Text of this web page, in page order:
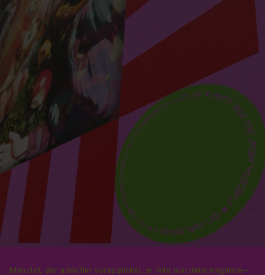
Men det, der adskiller vores plakat, er ikke kun dens elegance—